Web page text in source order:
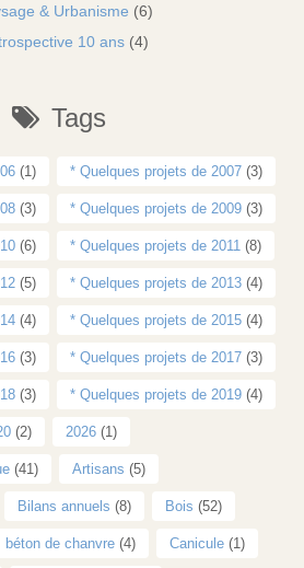
& Urbanisme (6)
10 ans (4)
Tags
(1) * Quelques projets de 2007 (3)
(3) * Quelques projets de 2009 (3)
(6) * Quelques projets de 2011 (8)
(5) * Quelques projets de 2013 (4)
(4) * Quelques projets de 2015 (4)
(3) * Quelques projets de 2017 (3)
(3) * Quelques projets de 2019 (4)
(2) 2026 (1)
(41) Artisans (5)
Bilans annuels (8) Bois (52)
béton de chanvre (4) Canicule (1)